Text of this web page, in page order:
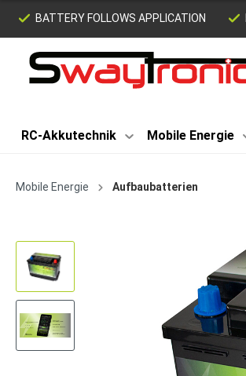
BATTERY FOLLOWS APPLICATION
RC-Akkutechnik Mobile Energie
Mobile Energie Aufbaubatterien